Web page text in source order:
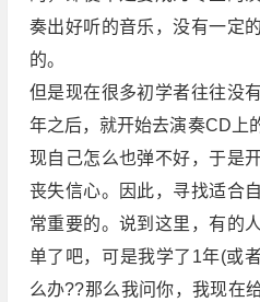
奏出好听的音乐，没有一定
的。
但是现在很多初学者往往没
年之后，就开始去演奏CD上
现自己怎么也弹不好，于是
丧失信心。因此，寻找适合
常重要的。说到这里，有的
单了吧，可是我学了1年(或
么办??那么我问你，我现在